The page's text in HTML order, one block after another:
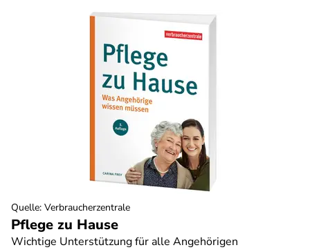
Pflege zu Hause
Wichtige Unterstützung für alle Angehörigen
Quelle: Verbraucherzentrale